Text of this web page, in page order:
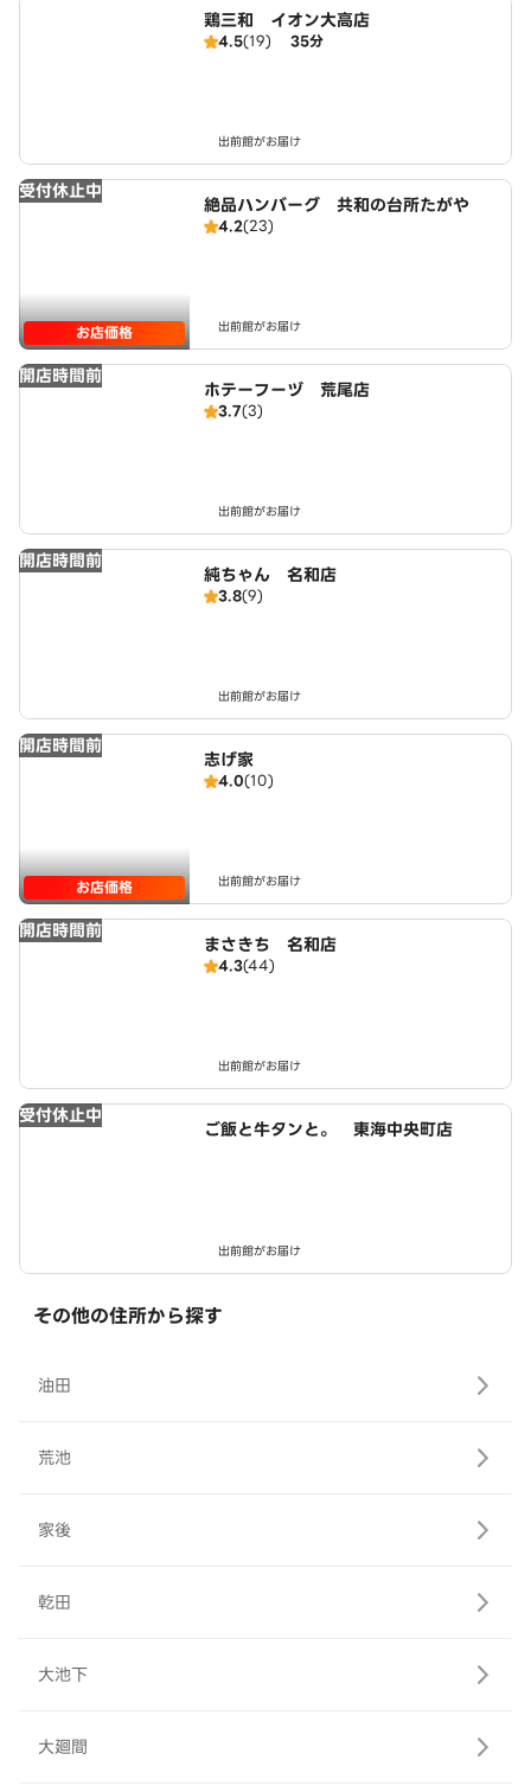
鶏三和 イオン大高店
4.5(19) 35分
出前館がお届け
受付休止中
お店価格
絶品ハンバーグ 共和の台所たがや
4.2(23)
出前館がお届け
開店時間前
ホテーフーヅ 荒尾店
3.7(3)
出前館がお届け
開店時間前
純ちゃん 名和店
3.8(9)
出前館がお届け
開店時間前
お店価格
志げ家
4.0(10)
出前館がお届け
開店時間前
まさきち 名和店
4.3(44)
出前館がお届け
受付休止中
ご飯と牛タンと。 東海中央町店
出前館がお届け
その他の住所から探す
油田
荒池
家後
乾田
大池下
大廻間